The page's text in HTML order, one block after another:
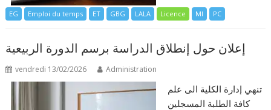
EG Emploi du temps ET GBG LALA Licence MI PC
إعلان حول إنطلاق الدراسة برسم الدورة الربيعية
vendredi 13/02/2026 Administration
تنهي إدارة الكلية الى علم
كافة الطلبة المسجلين